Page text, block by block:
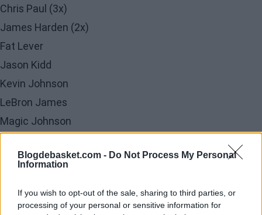
Blogdebasket.com - Do Not Process My Personal
Information
If you wish to opt-out of the sale, sharing to third parties, or
processing of your personal or sensitive information for
Chris Paul (3x)
James Harden (2x)
Fat Lever
Jason Kidd
Kevin Johnson
LeBron James
Magic Johnson
Michael Ray Richardson
Russell Westbrook
Elite company,@joshgiddey.https://t.co/furp9wqldq